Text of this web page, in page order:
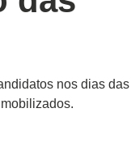
nos dias das